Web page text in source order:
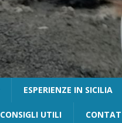
ESPERIENZE IN SICILIA
CONSIGLI UTILI